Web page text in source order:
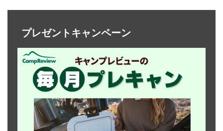
プレゼントキャンペーン